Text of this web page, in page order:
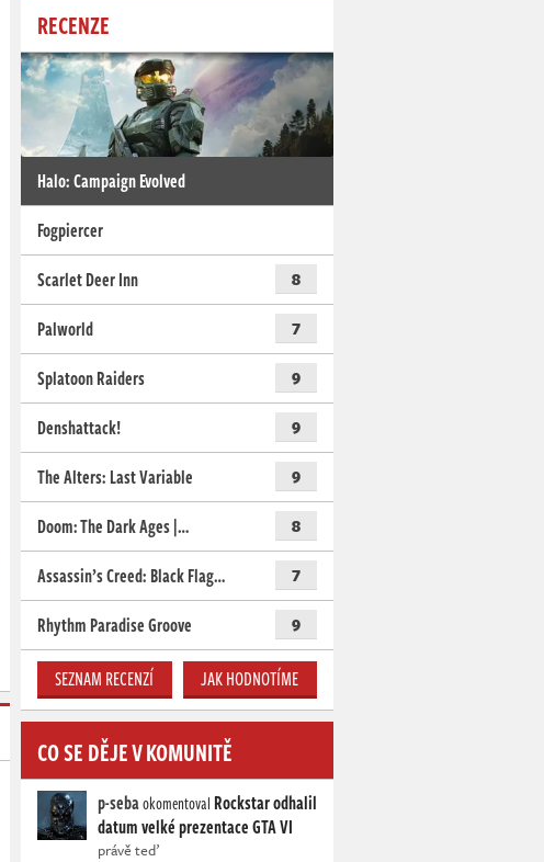
RECENZE
Halo: Campaign Evolved
Fogpiercer
Scarlet Deer Inn
8
Palworld 7
Splatoon Raiders 9
Denshattack! 9
The Alters: Last Variable 9
Doom: The Dark Ages |… 8
Assassin’s Creed: Black Flag… 7
Rhythm Paradise Groove 9
SEZNAM RECENZÍ JAK HODNOTÍME
CO SE DĚJE V KOMUNITĚ
p-sebaokomentoval Rockstar odhalil
datum velké prezentace GTA VI
právě teď